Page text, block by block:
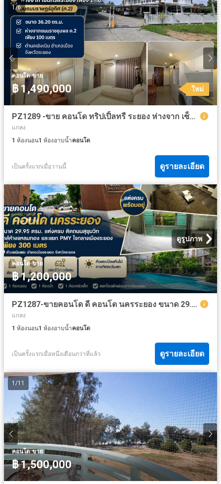
1 /6
คอนโด·ขาย
฿ 1,490,000 ใหม่
PZ1289 -ขาย คอนโด ทริปเปิ้ลทรี ระยอง ห่างจาก เซ็นทรัลระยอง เพียง 1 กม บนถนนราษฎร์อุทิศ (ค.2) ขนาด 36.20 ตร.ม.ห่างจากถนนราชชุมพล ค.2 เพียง 100 เมตร
แกลง
1 ห้องนอน1 ห้องอาบน้ำคอนโด
เป็นครั้งแรกเมื่อวานนี้ ดูรายละเอียด
ดูรูปภาพ
คอนโด·ขาย
฿ 1,200,000
PZ1287-ขายคอนโด ดี คอนโด นครระยอง ขนาด 29.95 ตรม. แต่งครบ ติดถนนสุขุมวิท ใกล้ห้างแหลมทอง และแยก PMY ใจกลางเมืองระยอง เพียง 300 เมตร ตำบลเนินพระ อำเภอ
แกลง
1 ห้องนอน1 ห้องอาบน้ำคอนโด
เป็นครั้งแรกเมื่อหนึ่งเดือนกว่าที่แล้ว ดูรายละเอียด
1 /11
คอนโด·ขาย
฿ 1,500,000